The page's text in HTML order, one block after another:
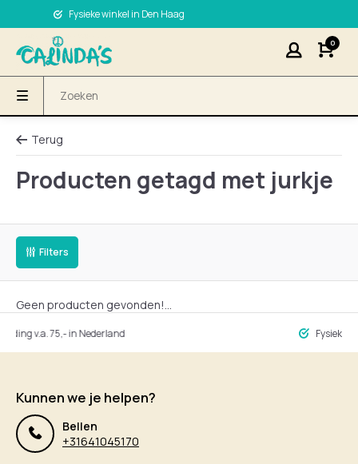
Fysieke winkel in Den Haag
0
Terug
Producten getagd met jurkje
Filters
Geen producten gevonden!...
v.a. 75,- in Nederland Fysieke
Kunnen we je helpen?
Bellen
+31641045170